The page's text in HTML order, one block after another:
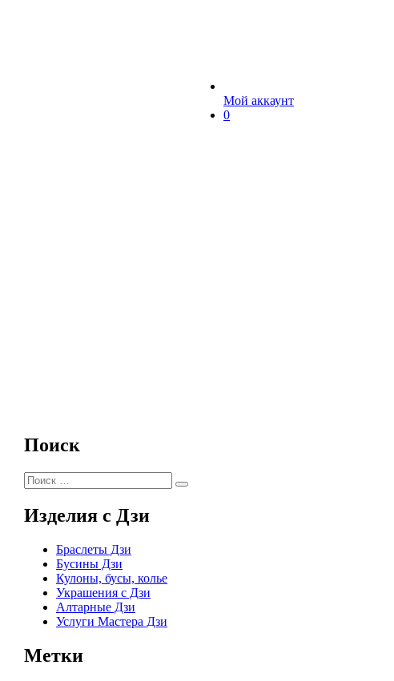
Мой аккаунт
0
Поиск
Искать:
Поиск
Изделия с Дзи
Браслеты Дзи
Бусины Дзи
Кулоны, бусы, колье
Украшения с Дзи
Алтарные Дзи
Услуги Мастера Дзи
Метки